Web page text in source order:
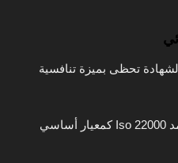
تحظى بميزة تنافسية
الجهات الرقابية في الكويت تعتمد Iso 22000 كمعيار أساسي